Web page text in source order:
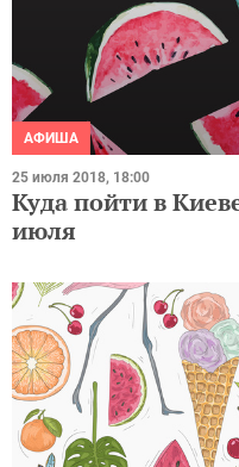
АФИША
25 июля 2018, 18:00
Куда пойти в
июля